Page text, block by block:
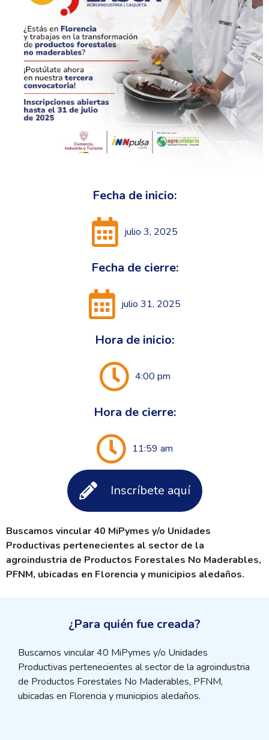
Fecha de inicio:
julio 3, 2025
Fecha de cierre:
julio 31, 2025
Hora de inicio:
4:00 pm
Hora de cierre:
11:59 am
Inscríbete aquí
Buscamos vincular 40 MiPymes y/o Unidades
Productivas pertenecientes al sector de la
agroindustria de Productos Forestales No Maderables,
PFNM, ubicadas en Florencia y municipios aledaños.
¿Para quién fue creada?
Buscamos vincular 40 MiPymes y/o Unidades
Productivas pertenecientes al sector de la agroindustria
de Productos Forestales No Maderables, PFNM,
ubicadas en Florencia y municipios aledaños.